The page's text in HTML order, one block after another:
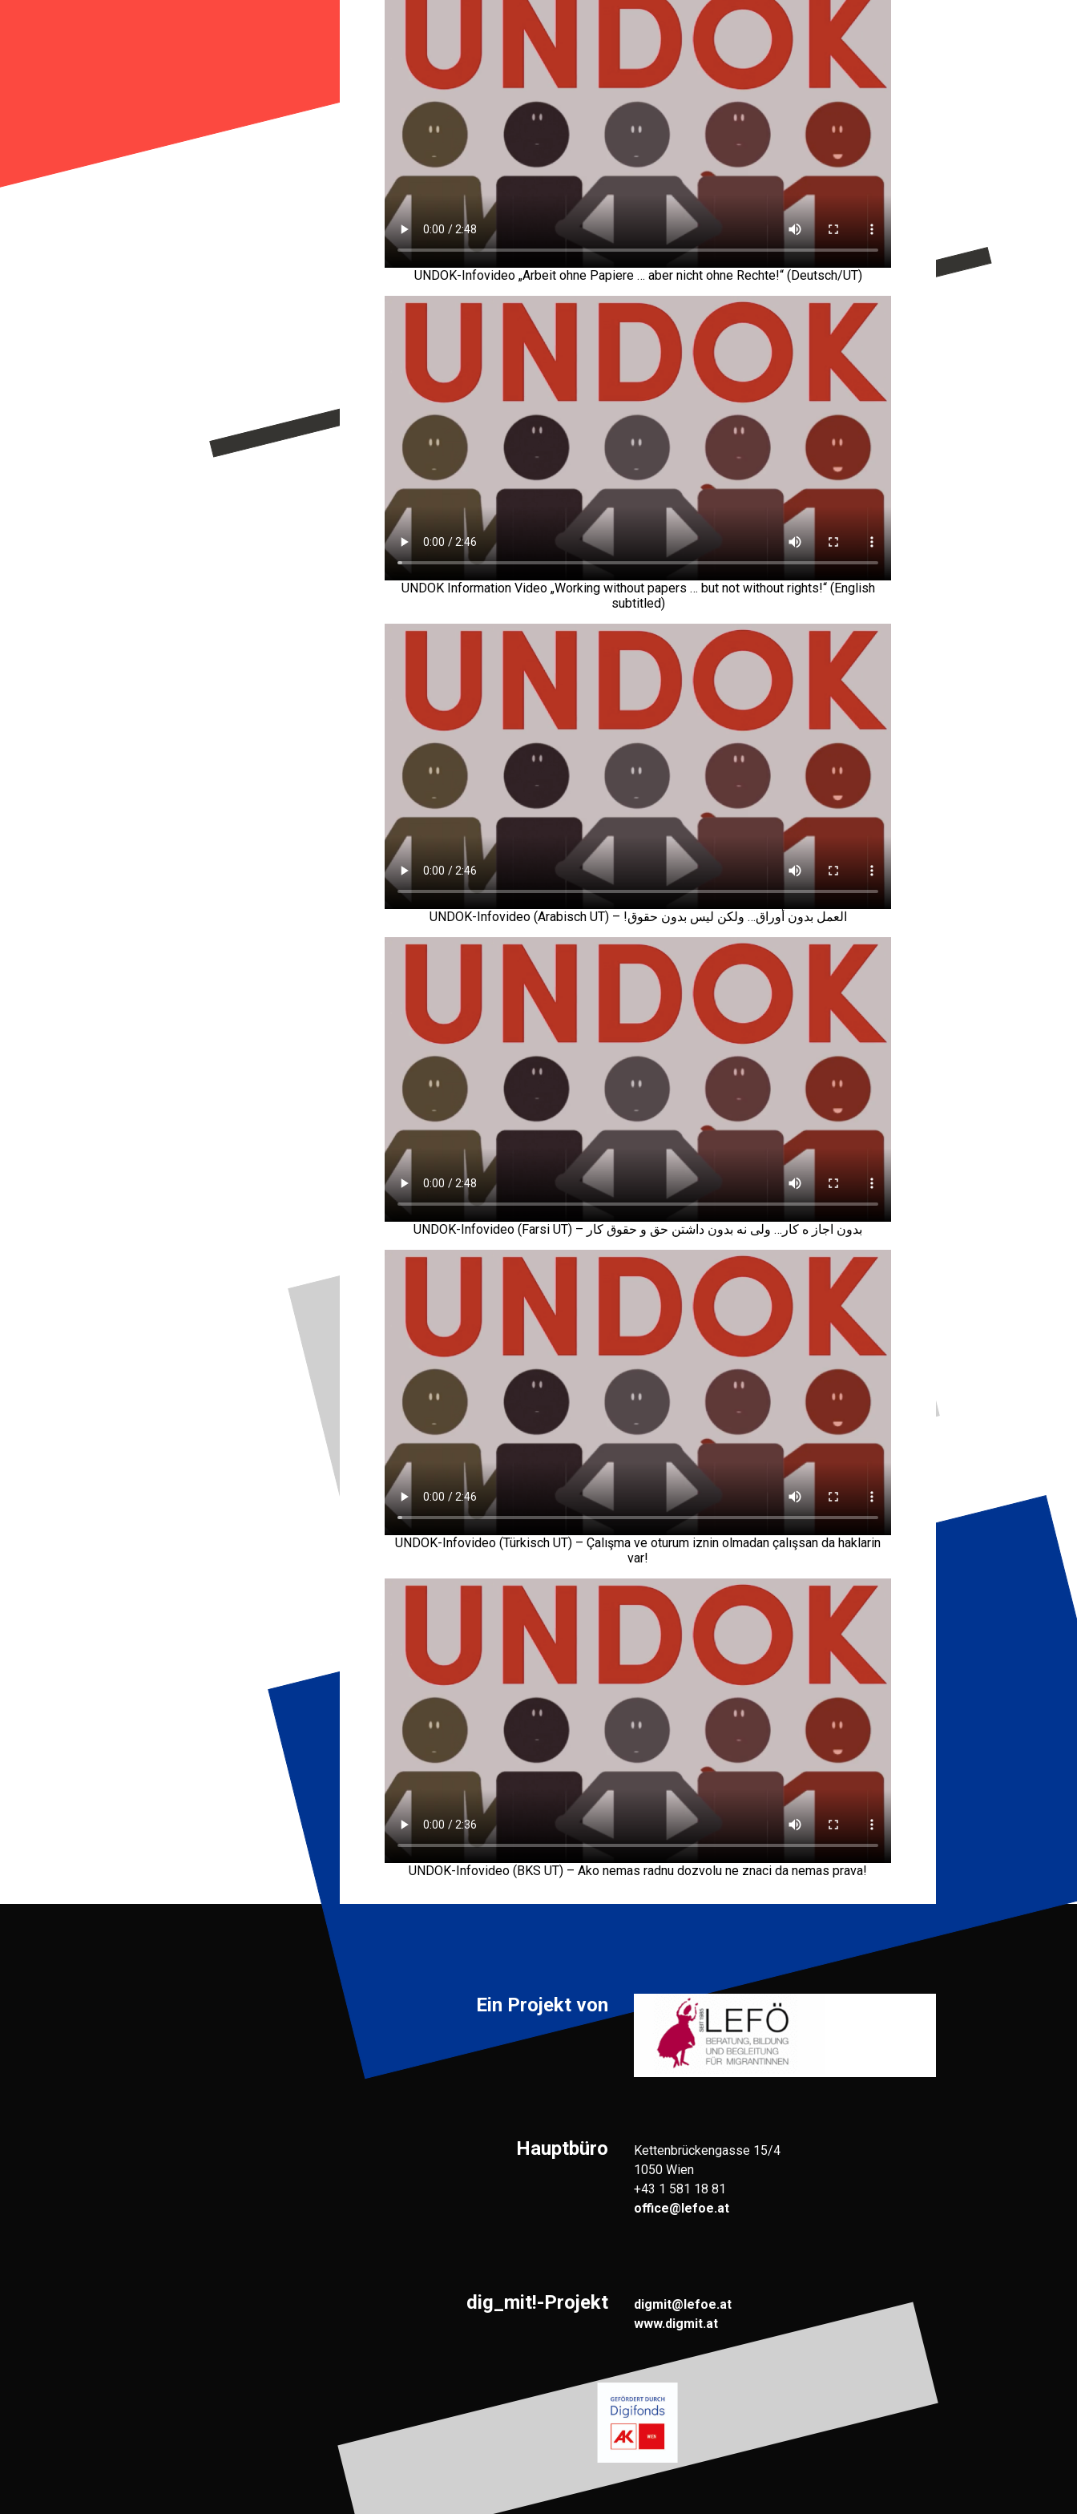
UNDOK-Infovideo „Arbeit ohne Papiere … aber nicht ohne Rechte!“ (Deutsch/UT)
UNDOK Information Video „Working without papers … but not without rights!“ (English
subtitled)
UNDOK-Infovideo (Arabisch UT) – !العمل بدون أوراق… ولكن ليس بدون حقوق
UNDOK-Infovideo (Farsi UT) – بدون اجاز ه كار… ولى نه بدون داشتن حق و حقوق كار
UNDOK-Infovideo (Türkisch UT) – Çalışma ve oturum iznin olmadan çalışsan da haklarin
var!
UNDOK-Infovideo (BKS UT) – Ako nemas radnu dozvolu ne znaci da nemas prava!
Ein Projekt von
Hauptbüro
Kettenbrückengasse 15/4
1050 Wien
+43 1 581 18 81
office@lefoe.at
dig_mit!-Projekt
digmit@lefoe.at
www.digmit.at